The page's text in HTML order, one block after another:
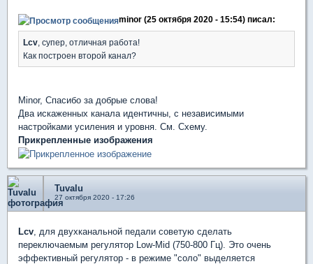
minor (25 октября 2020 - 15:54) писал:
Lcv , супер, отличная работа!
Как построен второй канал?
Minor, Спасибо за добрые слова!
Два искаженных канала идентичны, с независимыми
настройками усиления и уровня. См. Схему.
Прикрепленные изображения
Tuvalu
27 октября 2020 - 17:26
Lcv , для двухканальной педали советую сделать
переключаемым регулятор Low-Mid (750-800 Гц). Это очень
эффективный регулятор - в режиме "соло" выделяется